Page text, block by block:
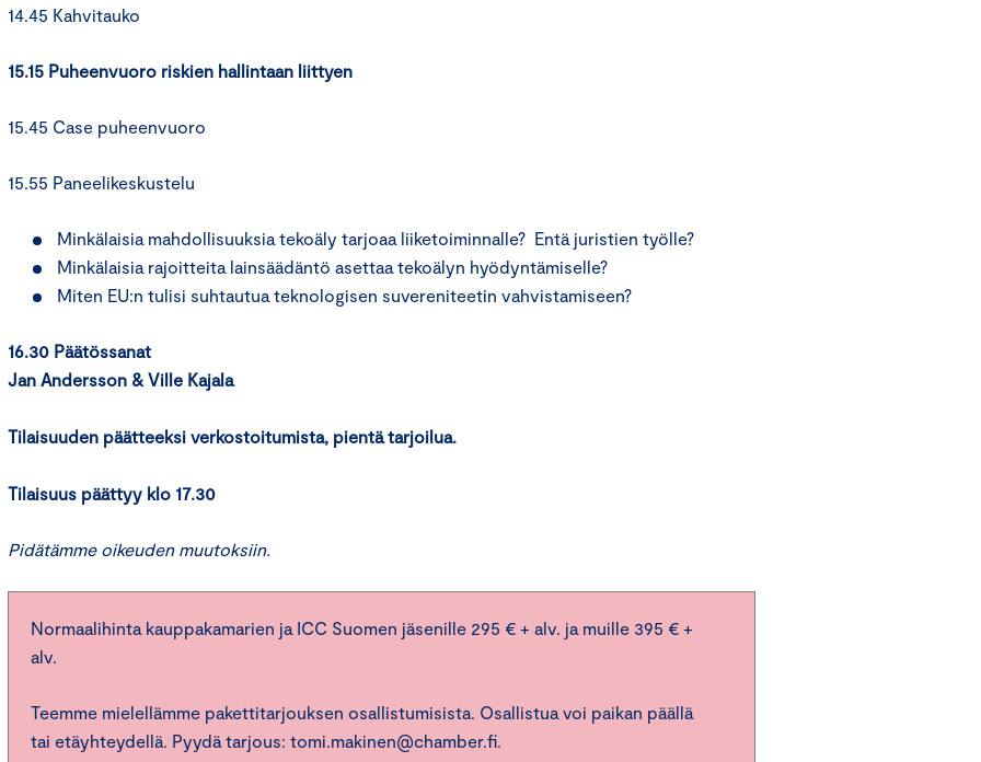
14.45 Kahvitauko
15.15 Puheenvuoro riskien hallintaan liittyen
15.45 Case puheenvuoro
15.55 Paneelikeskustelu
Minkälaisia mahdollisuuksia tekoäly tarjoaa liiketoiminnalle? Entä juristien työlle?
Minkälaisia rajoitteita lainsäädäntö asettaa tekoälyn hyödyntämiselle?
Miten EU:n tulisi suhtautua teknologisen suvereniteetin vahvistamiseen?
16.30 Päätössanat
Jan Andersson & Ville Kajala
Tilaisuuden päätteeksi verkostoitumista, pientä tarjoilua.
Tilaisuus päättyy klo 17.30
Pidätämme oikeuden muutoksiin.
Normaalihinta kauppakamarien ja ICC Suomen jäsenille 295 € + alv. ja muille 395 € +
alv.
Teemme mielellämme pakettitarjouksen osallistumisista. Osallistua voi paikan päällä
tai etäyhteydellä. Pyydä tarjous: tomi.makinen@chamber.fi.